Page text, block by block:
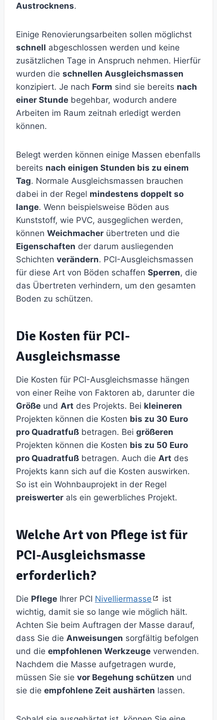
Austrocknens.
Einige Renovierungsarbeiten sollen möglichst
schnell abgeschlossen werden und keine
zusätzlichen Tage in Anspruch nehmen. Hierfür
wurden die schnellen Ausgleichsmassen
konzipiert. Je nach Form sind sie bereits nach
einer Stunde begehbar, wodurch andere
Arbeiten im Raum zeitnah erledigt werden
können.
Belegt werden können einige Massen ebenfalls
bereits nach einigen Stunden bis zu einem
Tag. Normale Ausgleichsmassen brauchen
dabei in der Regel mindestens doppelt so
lange. Wenn beispielsweise Böden aus
Kunststoff, wie PVC, ausgeglichen werden,
können Weichmacher übertreten und die
Eigenschaften der darum ausliegenden
Schichten verändern. PCI-Ausgleichsmassen
für diese Art von Böden schaffen Sperren, die
das Übertreten verhindern, um den gesamten
Boden zu schützen.
Die Kosten für PCI-
Ausgleichsmasse
Die Kosten für PCI-Ausgleichsmasse hängen
von einer Reihe von Faktoren ab, darunter die
Größe und Art des Projekts. Bei kleineren
Projekten können die Kosten bis zu 30 Euro
pro Quadratfuß betragen. Bei größeren
Projekten können die Kosten bis zu 50 Euro
pro Quadratfuß betragen. Auch die Art des
Projekts kann sich auf die Kosten auswirken.
So ist ein Wohnbauprojekt in der Regel
preiswerter als ein gewerbliches Projekt.
Welche Art von Pflege ist für
PCI-Ausgleichsmasse
erforderlich?
Die Pflege Ihrer PCI Nivelliermasse
ist
wichtig, damit sie so lange wie möglich hält.
Achten Sie beim Auftragen der Masse darauf,
dass Sie die Anweisungen sorgfältig befolgen
und die empfohlenen Werkzeuge verwenden.
Nachdem die Masse aufgetragen wurde,
müssen Sie sie vor Begehung schützen und
sie die empfohlene Zeit aushärten lassen.